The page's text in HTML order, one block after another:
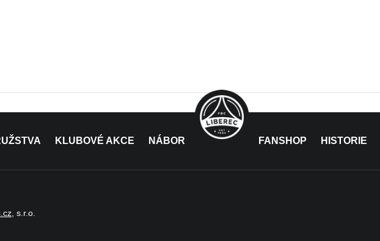
KLUBOVÉ AKCE NÁBOR FANSHOP HISTORIE
, s.r.o.